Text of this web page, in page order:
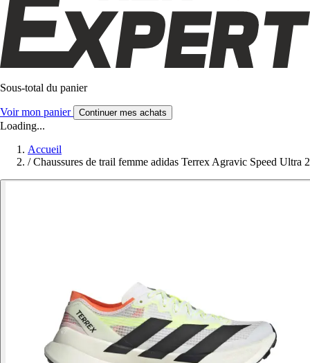
Sous-total du panier
Voir mon panier Continuer mes achats
Loading...
Accueil
/ Chaussures de trail femme adidas Terrex Agravic Speed Ultra 2